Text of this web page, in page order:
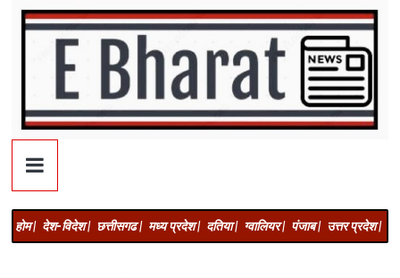
होम | देश-विदेश | छत्तीसगढ | मध्य प्रदेश | दतिया | ग्वालियर | पंजाब | उत्तर प्रदेश |